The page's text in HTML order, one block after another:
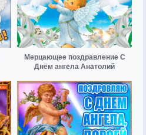
Мерцающее поздравление С
Днём ангела Анатолий